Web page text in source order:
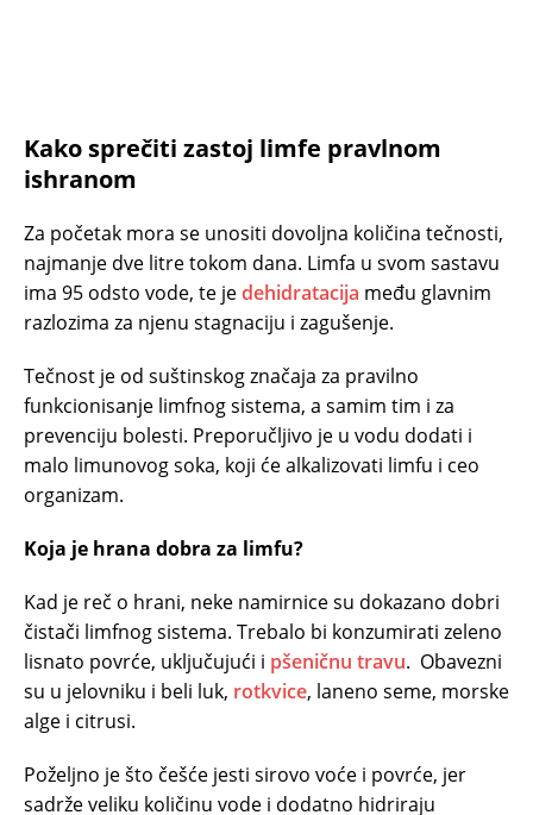
Kako sprečiti zastoj limfe pravlnom
ishranom
Za početak mora se unositi dovoljna količina tečnosti,
najmanje dve litre tokom dana. Limfa u svom sastavu
ima 95 odsto vode, te jedehidratacija među glavnim
razlozima za njenu stagnaciju i zagušenje.
Tečnost je od suštinskog značaja za pravilno
funkcionisanje limfnog sistema, a samim tim i za
prevenciju bolesti. Preporučljivo je u vodu dodati i
malo limunovog soka, koji će alkalizovati limfu i ceo
organizam.
Koja je hrana dobra za limfu?
Kad je reč o hrani, neke namirnice su dokazano dobri
čistači limfnog sistema. Trebalo bi konzumirati zeleno
lisnato povrće, uključujući i pšeničnu travu. Obavezni
su u jelovniku i beli luk, rotkvice, laneno seme, morske
alge i citrusi.
Poželjno je što češće jesti sirovo voće i povrće, jer
sadrže veliku količinu vode i dodatno hidriraju